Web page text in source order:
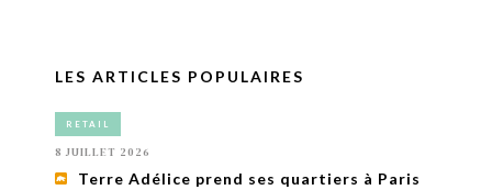
LES ARTICLES POPULAIRES
RETAIL
8 JUILLET 2026
Terre Adélice prend ses quartiers à Paris